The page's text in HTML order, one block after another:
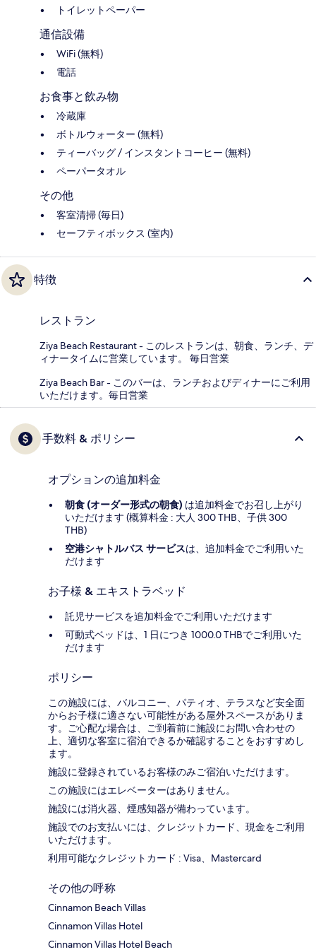
トイレットペーパー
通信設備
WiFi (無料)
電話
お食事と飲み物
冷蔵庫
ボトルウォーター (無料)
ティーバッグ / インスタントコーヒー (無料)
ペーパータオル
その他
客室清掃 (毎日)
セーフティボックス (室内)
特徴
レストラン
Ziya Beach Restaurant - このレストランは、朝食、ランチ、デ
ィナータイムに営業しています。 毎日営業
Ziya Beach Bar - このバーは、ランチおよびディナーにご利用
いただけます。毎日営業
手数料 & ポリシー
オプションの追加料金
朝食 (オーダー形式の朝食) は追加料金でお召し上がり
いただけます (概算料金 : 大人 300 THB、子供 300
THB)
空港シャトルバス サービスは、追加料金でご利用いた
だけます
お子様 & エキストラベッド
託児サービスを追加料金でご利用いただけます
可動式ベッドは、1 日につき 1000.0 THBでご利用いた
だけます
ポリシー
この施設には、バルコニー、パティオ、テラスなど安全面
からお子様に適さない可能性がある屋外スペースがありま
す。ご心配な場合は、ご到着前に施設にお問い合わせの
上、適切な客室に宿泊できるか確認することをおすすめし
ます。
施設に登録されているお客様のみご宿泊いただけます。
この施設にはエレベーターはありません。
施設には消火器、煙感知器が備わっています。
施設でのお支払いには、クレジットカード、現金をご利用
いただけます。
利用可能なクレジットカード : Visa、Mastercard
その他の呼称
Cinnamon Beach Villas
Cinnamon Villas Hotel
Cinnamon Villas Hotel Beach